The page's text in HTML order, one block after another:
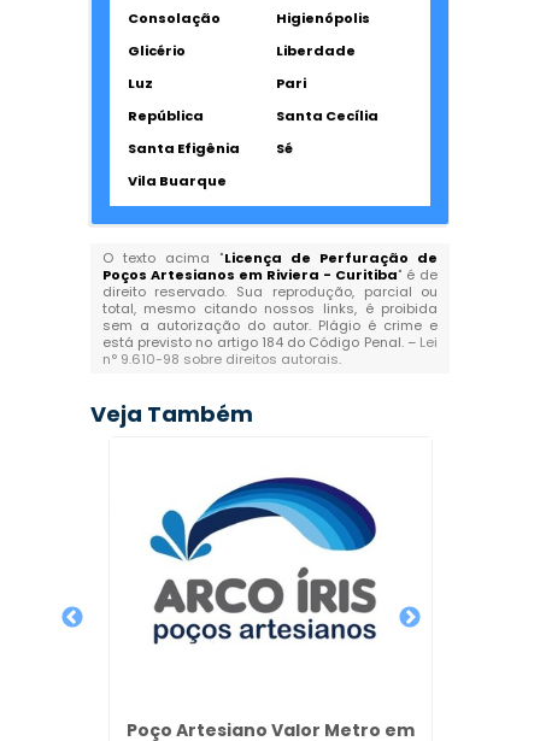
Consolação
Higienópolis
Glicério
Liberdade
Luz
Pari
República
Santa Cecília
Santa Efigênia
Sé
Vila Buarque
O texto acima "Licença de Perfuração de
Poços Artesianos em Riviera - Curitiba" é de
direito reservado. Sua reprodução, parcial ou
total, mesmo citando nossos links, é proibida
sem a autorização do autor. Plágio é crime e
está previsto no artigo 184 do Código Penal. – Lei
n° 9.610-98 sobre direitos autorais.
Veja Também
Poço Artesiano Valor Metro em